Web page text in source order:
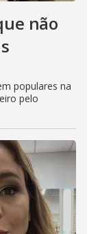
não
populares na
pelo